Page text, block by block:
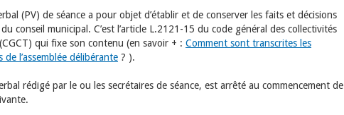
(PV) de séance a pour objet d’établir et de conserver les faits et décisions
du conseil municipal. C’est l’article L.2121-15 du code général des collectivités
qui fixe son contenu (en savoir + : Comment sont transcrites les
de l’assemblée délibérante ? ).
rédigé par le ou les secrétaires de séance, est arrêté au commencement de